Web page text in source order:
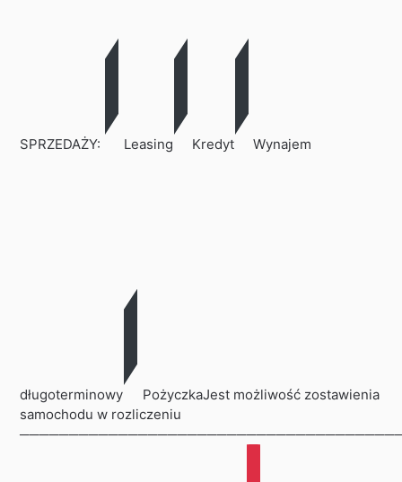
SPRZEDAŻY: Leasing Kredyt Wynajem
długoterminowy
PożyczkaJest możliwość zostawienia
samochodu w rozliczeniu